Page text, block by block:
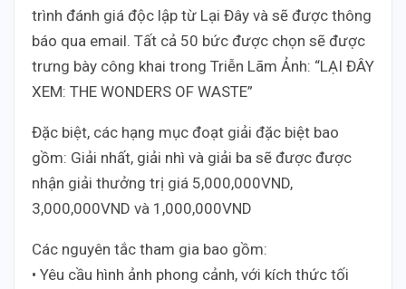
trình đánh giá độc lập từ Lại Đây và sẽ được thông
báo qua email. Tất cả 50 bức được chọn sẽ được
trưng bày công khai trong Triễn Lãm Ảnh: “LẠI ĐÂY
XEM: THE WONDERS OF WASTE”
Đặc biệt, các hạng mục đoạt giải đặc biệt bao
gồm: Giải nhất, giải nhì và giải ba sẽ được được
nhận giải thưởng trị giá 5,000,000VND,
3,000,000VND và 1,000,000VND
Các nguyên tắc tham gia bao gồm:
• Yêu cầu hình ảnh phong cảnh, với kích thức tối